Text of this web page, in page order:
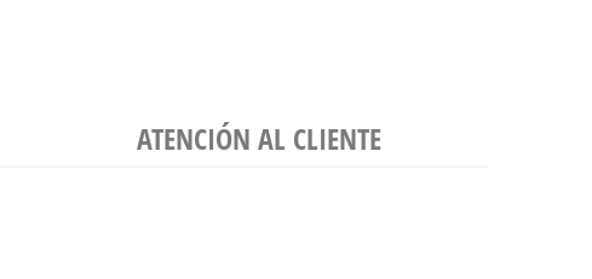
ATENCIÓN AL CLIENTE